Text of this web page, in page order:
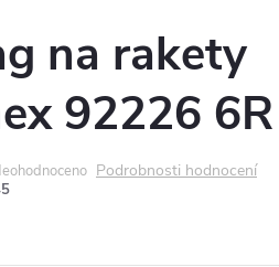
na rakety
92226 6R
Podrobnosti hodnocení